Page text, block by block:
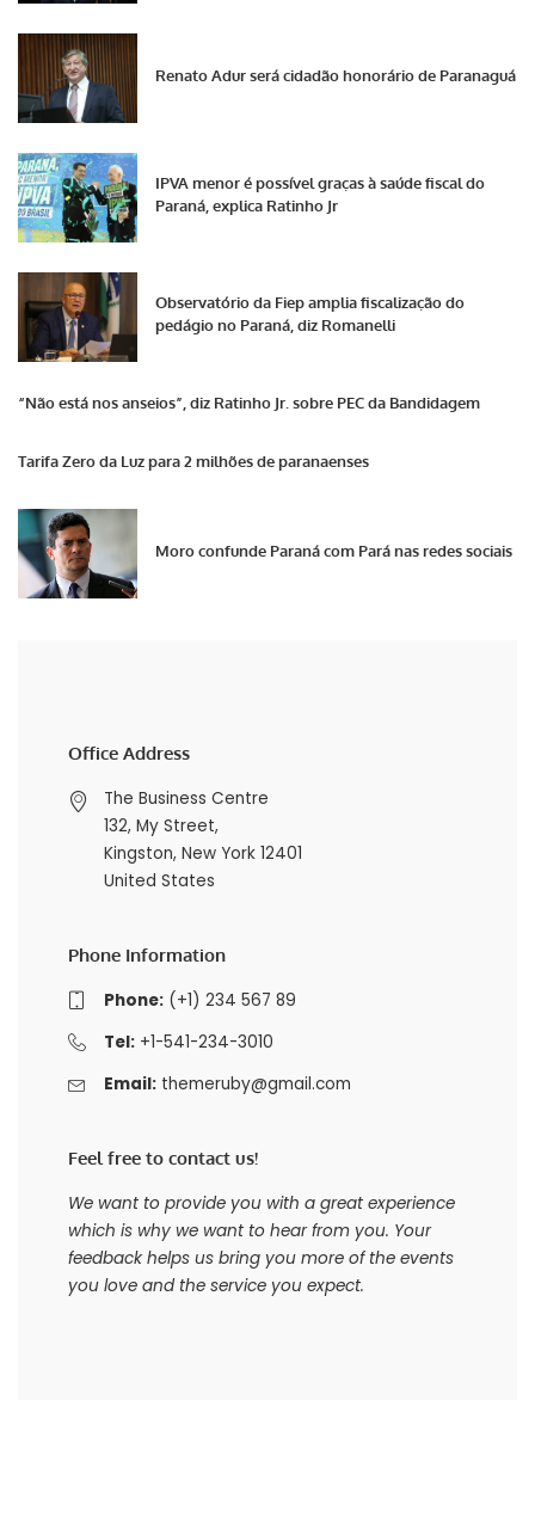
Renato Adur será cidadão honorário de Paranaguá
IPVA menor é possível graças à saúde fiscal do
Paraná, explica Ratinho Jr
Observatório da Fiep amplia fiscalização do
pedágio no Paraná, diz Romanelli
“Não está nos anseios”, diz Ratinho Jr. sobre PEC da Bandidagem
Tarifa Zero da Luz para 2 milhões de paranaenses
Moro confunde Paraná com Pará nas redes sociais
Office Address
The Business Centre
132, My Street,
Kingston, New York 12401
United States
Phone Information
Phone:(+1) 234 567 89
Tel:+1-541-234-3010
Email: themeruby@gmail.com
Feel free to contact us!
We want to provide you with a great experience
which is why we want to hear from you. Your
feedback helps us bring you more of the events
you love and the service you expect.